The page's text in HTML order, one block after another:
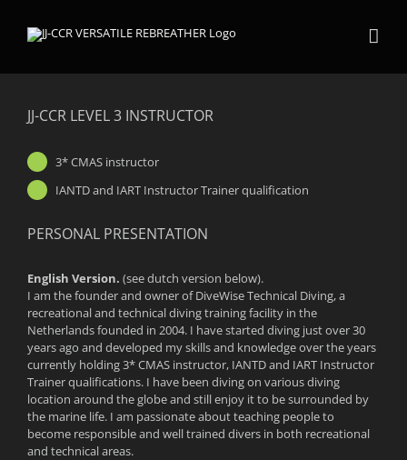
content
JJ-CCR LEVEL 3 INSTRUCTOR
3* CMAS instructor
IANTD and IART Instructor Trainer qualification
PERSONAL PRESENTATION
English Version. (see dutch version below).
I am the founder and owner of DiveWise Technical Diving, a
recreational and technical diving training facility in the
Netherlands founded in 2004. I have started diving just over 30
years ago and developed my skills and knowledge over the years
currently holding 3* CMAS instructor, IANTD and IART Instructor
Trainer qualifications. I have been diving on various diving
location around the globe and still enjoy it to be surrounded by
the marine life. I am passionate about teaching people to
become responsible and well trained divers in both recreational
and technical areas.